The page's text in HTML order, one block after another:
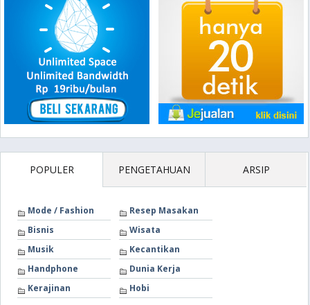
POPULER PENGETAHUAN ARSIP
Mode / Fashion
Resep Masakan
Bisnis
Wisata
Musik
Kecantikan
Handphone
Dunia Kerja
Kerajinan
Hobi